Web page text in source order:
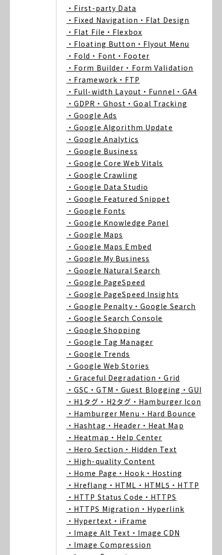
・First-party Data
・Fixed Navigation ・Flat Design
・Flat File ・Flexbox
・Floating Button ・Flyout Menu
・Fold ・Font ・Footer
・Form Builder ・Form Validation
・Framework ・FTP
・Full-width Layout ・Funnel ・GA4
・GDPR ・Ghost ・Goal Tracking
・Google Ads
・Google Algorithm Update
・Google Analytics
・Google Business
・Google Core Web Vitals
・Google Crawling
・Google Data Studio
・Google Featured Snippet
・Google Fonts
・Google Knowledge Panel
・Google Maps
・Google Maps Embed
・Google My Business
・Google Natural Search
・Google PageSpeed
・Google PageSpeed Insights
・Google Penalty ・Google Search
・Google Search Console
・Google Shopping
・Google Tag Manager
・Google Trends
・Google Web Stories
・Graceful Degradation ・Grid
・GSC ・GTM ・Guest Blogging ・GUI
・H1タグ ・H2タグ ・Hamburger Icon
・Hamburger Menu ・Hard Bounce
・Hashtag ・Header ・Heat Map
・Heatmap ・Help Center
・Hero Section ・Hidden Text
・High-quality Content
・Home Page ・Hook ・Hosting
・Hreflang ・HTML ・HTML5 ・HTTP
・HTTP Status Code ・HTTPS
・HTTPS Migration ・Hyperlink
・Hypertext ・iFrame
・Image Alt Text ・Image CDN
・Image Compression